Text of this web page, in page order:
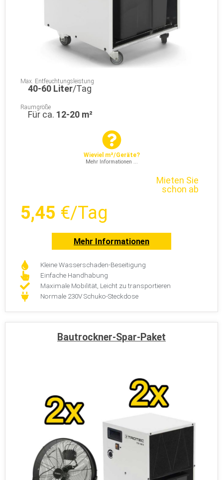
Max. Entfeuchtungsleistung
40-60 Liter/Tag
Raumgröße
Für ca. 12-20 m²
Wieviel m²/Geräte?
Mehr Informationen ...
Mieten Sie
schon ab
5,45 €/Tag
Mehr Informationen
Kleine Wasserschaden-Beseitigung
Einfache Handhabung
Maximale Mobilität, Leicht zu transportieren
Normale 230V Schuko-Steckdose
Bautrockner-Spar-Paket